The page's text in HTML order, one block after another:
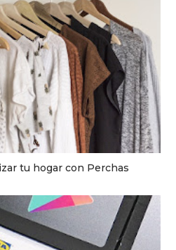
tu hogar con Perchas